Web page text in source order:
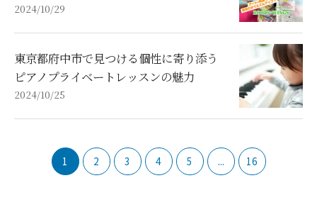
2024/10/29
東京都府中市で見つける個性に寄り添う
ピアノプライベートレッスンの魅力
2024/10/25
1 2 3 4 5 ... 16